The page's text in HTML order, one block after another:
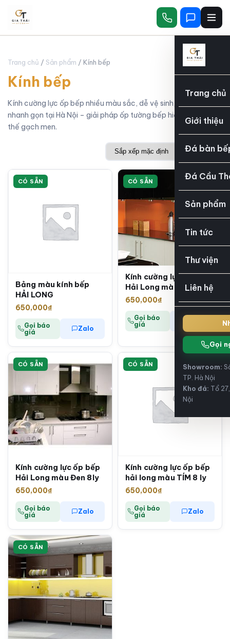
Trang chủ
Giới thiệu
Đá bàn
Đá Cầu
Sản phẩm
Tin tức
Thư viện
Liên hệ
Gọi
Showroom:
TP. Hà Nội
Kho đá: Tổ
Nội
Trang chủ / Sản phẩm / Kính bếp
Kính bếp
Kính cường lực ốp bếp nhiều màu sắc, dễ vệ sinh, thi công
nhanh gọn tại Hà Nội – giải pháp ốp tường bếp hiện đại thay
thế gạch men.
CÓ SẴN
Bảng màu kính bếp
HẢI LONG
650,000₫
Gọi báo
giá
Zalo
CÓ SẴN
Kính cường lực ốp bếp
Hải Long màu CAM
650,000₫
Gọi báo
giá
CÓ SẴN
Kính cường lực ốp bếp
Hải Long màu Đen 8ly
650,000₫
Gọi báo
giá
Zalo
CÓ SẴN
Kính cường lực ốp bếp
hải long màu TÍM 8 ly
650,000₫
Gọi báo
giá
Zalo
CÓ SẴN